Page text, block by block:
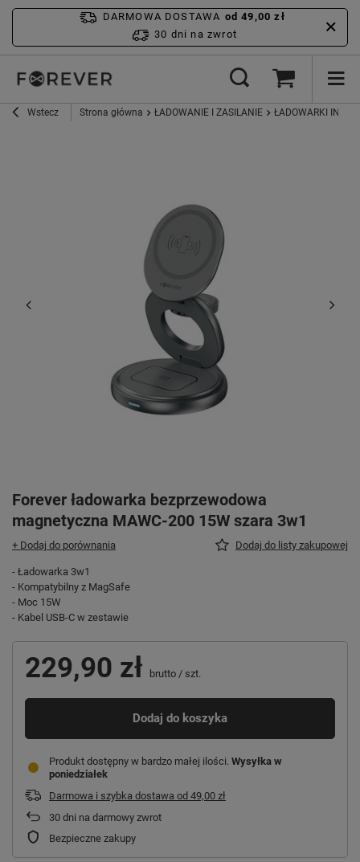
DARMOWA DOSTAWA od 49,00 zł
30 dni na zwrot
Wstecz Strona główna ŁADOWANIE I ZASILANIE ŁADOWARKI
Forever ładowarka bezprzewodowa
magnetyczna MAWC-200 15W szara 3w1
+ Dodaj do porównania Dodaj do listy zakupowej
- Ładowarka 3w1
- Kompatybilny z MagSafe
- Moc 15W
- Kabel USB-C w zestawie
229,90 zł brutto / szt.
Dodaj do koszyka
Produkt dostępny w bardzo małej ilości Wysyłka w
poniedziałek
Darmowa i szybka dostawa od 49,00 zł
30 dni na darmowy zwrot
Bezpieczne zakupy